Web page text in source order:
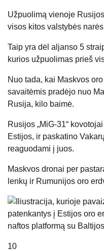
Užpuolimą vienoje
visos kitos valstybės
Taip yra dėl aljanso 5
kurios užpuolimas prieš
Nuo tada, kai Maskvos
savaitėmis pradėjo nuo
Rusija, kilo baimė.
Rusijos „MiG-31“
Estijos, ir paskatino
reaguodami į juos.
Maskvos dronai per
lenkų ir Rumunijos oro
10